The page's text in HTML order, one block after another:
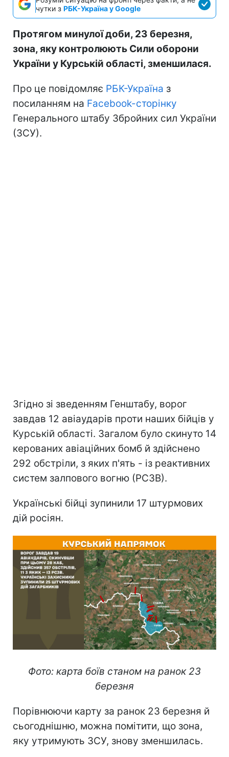
чутки з РБК-Україна у Google
Протягом минулої доби, 23 березня,
зона, яку контролюють Сили оборони
України у Курській області, зменшилася.
Про це повідомляє РБК-Україна з
посиланням на Facebook-сторінку
Генерального штабу Збройних сил України
(ЗСУ).
Згідно зі зведенням Генштабу, ворог
завдав 12 авіаударів проти наших бійців у
Курській області. Загалом було скинуто 14
керованих авіаційних бомб й здійснено
292 обстріли, з яких п'ять - із реактивних
систем залпового вогню (РСЗВ).
Українські бійці зупинили 17 штурмових
дій росіян.
Фото: карта боїв станом на ранок 23
березня
Порівнюючи карту за ранок 23 березня й
сьогоднішню, можна помітити, що зона,
яку утримують ЗСУ, знову зменшилась.